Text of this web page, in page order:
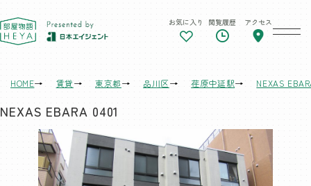
東京 部屋物語 お気に入り 閲覧履歴 アクセス
HOME 賃貸 東京都 品川区 荏原中延駅 NEXAS
NEXAS EBARA 0401